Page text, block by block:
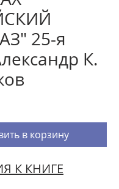
25-я
К.
в корзину
К КНИГЕ